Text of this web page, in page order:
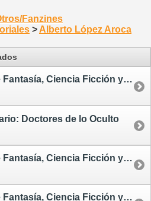
Fanzines
> Alberto López Aroca
Ulthar. Revista de Fantasía, Ciencia Ficción y Terror 2
Doctores de lo Oculto
Ulthar. Revista de Fantasía, Ciencia Ficción y Terror 4
Ulthar. Revista de Fantasía, Ciencia Ficción y Terror 5